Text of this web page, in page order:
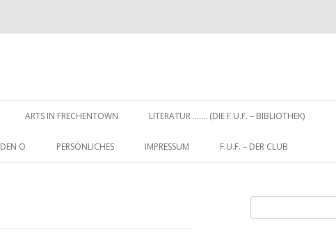
Inhalt
ARTS IN FRECHENTOWN LITERATUR ……. (DIE F.U.F. – BIBLIOTHEK)
O PERSÖNLICHES IMPRESSUM F.U.F. – DER CLUB
nach: